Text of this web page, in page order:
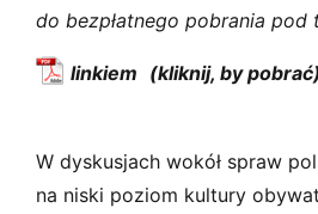
do bezpłatnego pobrania pod
linkiem
W dyskusjach wokół spraw
na niski poziom kultury